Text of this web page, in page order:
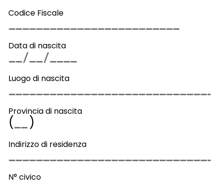
Codice Fiscale
Data di nascita
Luogo di nascita
Provincia di nascita
( )
Indirizzo di residenza
N° civico